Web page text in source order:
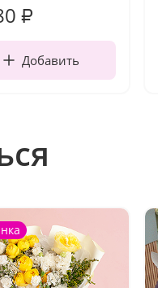
₽
Добавить